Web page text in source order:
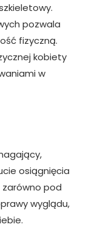
pozwala
fizyczną.
kobiety
w
osiągnięcia
pod
wyglądu,